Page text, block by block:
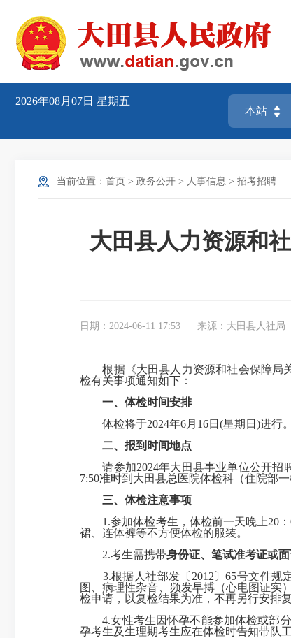
2026年08月07日 星期五
当前位置： 首页 > 政务公开 > 人事信息 > 招考招聘
大田县人力资源和
日期：2024-06-11 17:53 来源：大田县人社局
根据《大田县人力资源和社会保障局关
检有关事项通知如下：
一、体检时间安排
体检将于2024年6月16日(星期日)进行。
二、报到时间地点
请参加2024年大田县事业单位公开招聘
7:50准时到大田县总医院体检科（住院部
三、体检注意事项
1.参加体检考生，体检前一天晚上20：
裙、连体裤等不方便体检的服装。
2.考生需携带身份证、笔试准考证或
3.根据人社部发〔2012〕65号文件规
图、病理性杂音、频发早搏（心电图证实
检申请，以复检结果为准，不再另行安排复
4.女性考生因怀孕不能参加体检或部分
孕考生及生理期考生应在体检时告知带队